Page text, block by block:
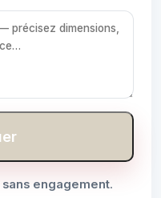
sans engagement.